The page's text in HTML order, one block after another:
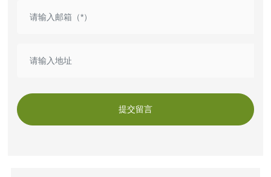
提交留言